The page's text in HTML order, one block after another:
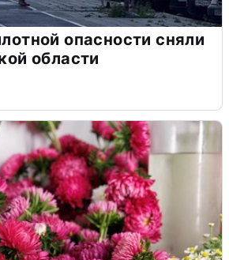
опасности сняли
области